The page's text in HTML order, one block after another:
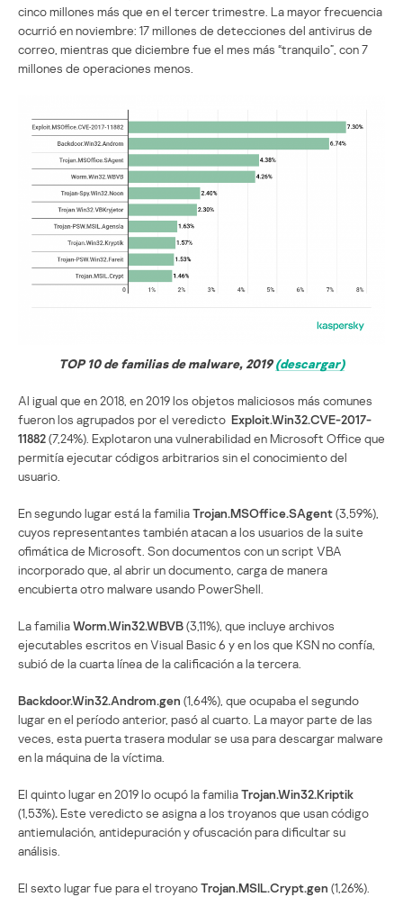
cinco millones más que en el tercer trimestre. La mayor frecuencia
ocurrió en noviembre: 17 millones de detecciones del antivirus de
correo, mientras que diciembre fue el mes más “tranquilo”, con 7
millones de operaciones menos.
TOP 10 de familias de malware, 2019(descargar)
Al igual que en 2018, en 2019 los objetos maliciosos más comunes
fueron los agrupados por el veredicto Exploit.Win32.CVE-2017-
11882(7,24%). Explotaron una vulnerabilidad en Microsoft Office que
permitía ejecutar códigos arbitrarios sin el conocimiento del
usuario.
En segundo lugar está la familiaTrojan.MSOffice.SAgent(3,59%),
cuyos representantes también atacan a los usuarios de la suite
ofimática de Microsoft. Son documentos con un script VBA
incorporado que, al abrir un documento, carga de manera
encubierta otro malware usando PowerShell.
La familiaWorm.Win32.WBVB(3,11%), que incluye archivos
ejecutables escritos en Visual Basic 6 y en los que KSN no confía,
subió de la cuarta línea de la calificación a la tercera.
Backdoor.Win32.Androm.gen (1,64%), que ocupaba el segundo
lugar en el período anterior, pasó al cuarto. La mayor parte de las
veces, esta puerta trasera modular se usa para descargar malware
en la máquina de la víctima.
El quinto lugar en 2019 lo ocupó la familiaTrojan.Win32.Kriptik
(1,53%).Este veredicto se asigna a los troyanos que usan código
antiemulación, antidepuración y ofuscación para dificultar su
análisis.
El sexto lugar fue para el troyanoTrojan.MSIL.Crypt.gen (1,26%).